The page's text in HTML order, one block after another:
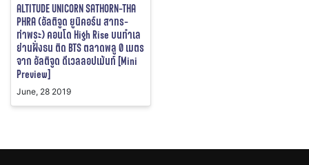
ALTITUDE UNICORN SATHORN-THA
PHRA (อัลติจูด ยูนิคอร์น สาทร-
ท่าพระ) คอนโด High Rise บนทำเล
ย่านฝั่งธน ติด BTS ตลาดพลู 0 เมตร
จาก อัลติจูด ดีเวลลอปเม้นท์ [Mini
Preview]
June, 28 2019